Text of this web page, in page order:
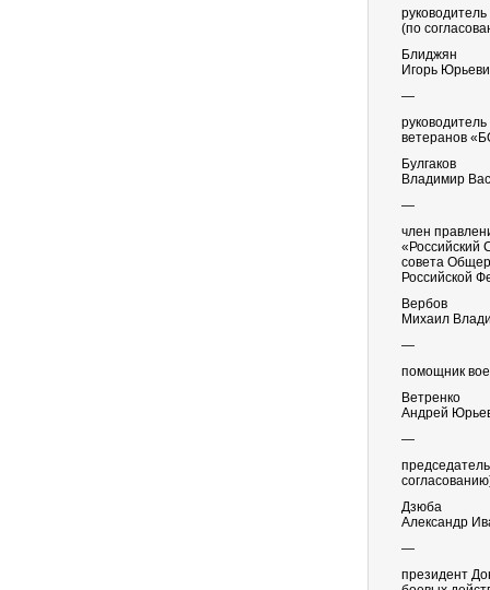
(по
Блиджян
Игорь
—
ветеранов
Булгаков
Владимир
—
член
«Российский
совета
Российской
Вербов
Михаил
—
помощник
Ветренко
Андрей
—
Дзюба
Александр
—
президент